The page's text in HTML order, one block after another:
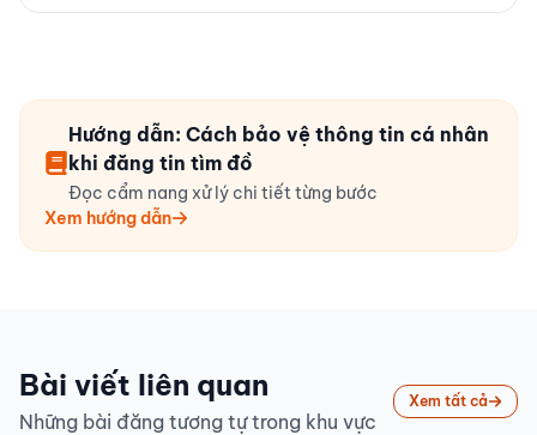
Hướng dẫn: Cách bảo vệ thông tin cá nhân
khi đăng tin tìm đồ
Đọc cẩm nang xử lý chi tiết từng bước
Xem hướng dẫn
Bài viết liên quan
Những bài đăng tương tự trong khu vực
Xem tất cả